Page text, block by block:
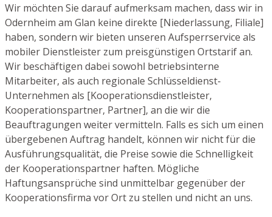
Wir möchten Sie darauf aufmerksam machen, dass wir in
Odernheim am Glan keine direkte [Niederlassung, Filiale]
haben, sondern wir bieten unseren Aufsperrservice als
mobiler Dienstleister zum preisgünstigen Ortstarif an.
Wir beschäftigen dabei sowohl betriebsinterne
Mitarbeiter, als auch regionale Schlüsseldienst-
Unternehmen als [Kooperationsdienstleister,
Kooperationspartner, Partner], an die wir die
Beauftragungen weiter vermitteln. Falls es sich um einen
übergebenen Auftrag handelt, können wir nicht für die
Ausführungsqualität, die Preise sowie die Schnelligkeit
der Kooperationspartner haften. Mögliche
Haftungsansprüche sind unmittelbar gegenüber der
Kooperationsfirma vor Ort zu stellen und nicht an uns.